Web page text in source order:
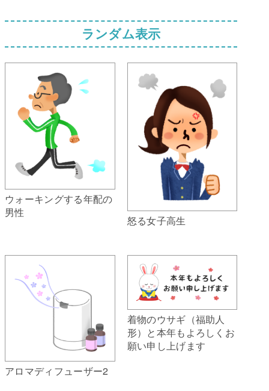
ランダム表示
ウォーキングする年配の
男性
怒る女子高生
アロマディフューザー2
着物のウサギ（福助人
形）と本年もよろしくお
願い申し上げます